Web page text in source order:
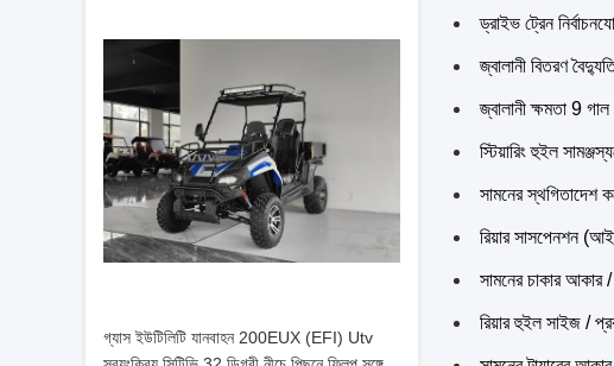
গ্যাস ইউটিলিটি যানবাহন 200EUX (EFI) Utv
ড্রাইভ ট্রেন
জ্বালানী বিতরণ
জ্বালানী ক্ষমতা 9
স্টিয়ারিং হুইল
সামনের স্থগিতাদেশ
রিয়ার সাসপেনশন
সামনের চাকার আকার
রিয়ার হুইল সাইজ /